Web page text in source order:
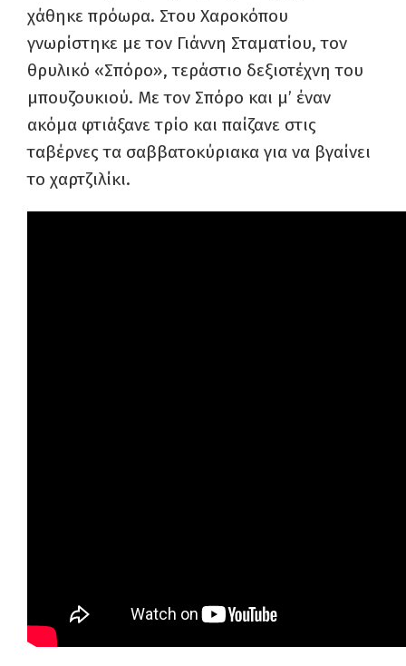
χάθηκε πρόωρα. Στου Χαροκόπου
γνωρίστηκε με τον Γιάννη Σταματίου, τον
θρυλικό «Σπόρο», τεράστιο δεξιοτέχνη του
μπουζουκιού. Με τον Σπόρο και μ’ έναν
ακόμα φτιάξανε τρίο και παίζανε στις
ταβέρνες τα σαββατοκύριακα για να βγαίνει
το χαρτζιλίκι.